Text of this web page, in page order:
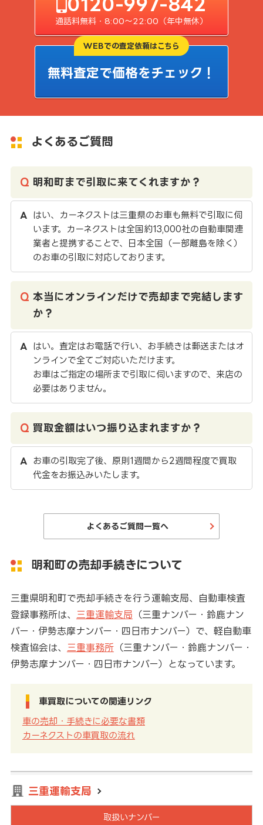
通話料無料・8:00〜22:00（年中無休）
WEBでの査定依頼はこちら
無料査定で価格をチェック！
よくあるご質問
明和町まで引取に来てくれますか？
はい、カーネクストは三重県のお車も無料で引取に伺
います。カーネクストは全国約13,000社の自動車関連
業者と提携することで、日本全国（一部離島を除く）
のお車の引取に対応しております。
本当にオンラインだけで売却まで完結します
か？
はい。査定はお電話で行い、お手続きは郵送またはオ
ンラインで全てご対応いただけます。
お車はご指定の場所まで引取に伺いますので、来店の
必要はありません。
買取金額はいつ振り込まれますか？
お車の引取完了後、原則1週間から2週間程度で買取
代金をお振込みいたします。
よくあるご質問一覧へ
明和町の売却手続きについて
三重県明和町で売却手続きを行う運輸支局、自動車検査
登録事務所は、
三重運輸支局 （三重ナンバー・鈴鹿ナン
バー・伊勢志摩ナンバー・四日市ナンバー）で、軽自動車
検査協会は、
三重事務所（三重ナンバー・鈴鹿ナンバー・
伊勢志摩ナンバー・四日市ナンバー）となっています。
車買取についての関連リンク
車の売却・手続きに必要な書類
カーネクストの車買取の流れ
三重運輸支局
取扱いナンバー